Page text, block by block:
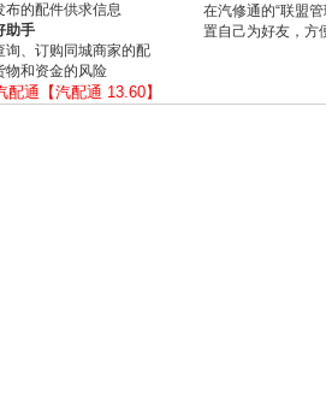
布的配件供求信息
助手
询、订购同城商家的配
物和资金的风险
配通【汽配通 13.60】
在汽修通的“联盟
置自己为好友，方